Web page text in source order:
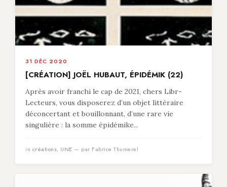
31 DÉC 2020
[CRÉATION] JOËL HUBAUT, ÉPIDÉMIK (22)
Après avoir franchi le cap de 2021, chers Libr-
Lecteurs, vous disposerez d’un objet littéraire
déconcertant et bouillonnant, d’une rare vie
singulière : la somme épidémike...
in créations, UNE — par Fabrice Thumerel